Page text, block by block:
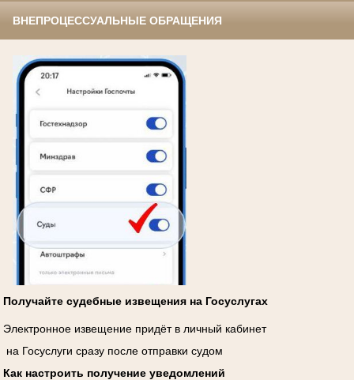
ВНЕПРОЦЕССУАЛЬНЫЕ ОБРАЩЕНИЯ
Получайте судебные извещения на Госуслугах
Электронное извещение придёт в личный кабинет
на Госуслуги сразу после отправки судом
Как настроить получение уведомлений